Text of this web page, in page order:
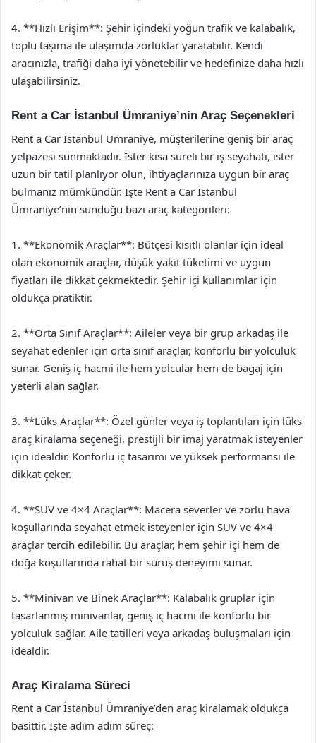
4. **Hızlı Erişim**: Şehir içindeki yoğun trafik ve kalabalık,
toplu taşıma ile ulaşımda zorluklar yaratabilir. Kendi
aracınızla, trafiği daha iyi yönetebilir ve hedefinize daha hızlı
ulaşabilirsiniz.
Rent a Car İstanbul Ümraniye’nin Araç Seçenekleri
Rent a Car İstanbul Ümraniye, müşterilerine geniş bir araç
yelpazesi sunmaktadır. İster kısa süreli bir iş seyahati, ister
uzun bir tatil planlıyor olun, ihtiyaçlarınıza uygun bir araç
bulmanız mümkündür. İşte Rent a Car İstanbul
Ümraniye’nin sunduğu bazı araç kategorileri:
1. **Ekonomik Araçlar**: Bütçesi kısıtlı olanlar için ideal
olan ekonomik araçlar, düşük yakıt tüketimi ve uygun
fiyatları ile dikkat çekmektedir. Şehir içi kullanımlar için
oldukça pratiktir.
2. **Orta Sınıf Araçlar**: Aileler veya bir grup arkadaş ile
seyahat edenler için orta sınıf araçlar, konforlu bir yolculuk
sunar. Geniş iç hacmi ile hem yolcular hem de bagaj için
yeterli alan sağlar.
3. **Lüks Araçlar**: Özel günler veya iş toplantıları için lüks
araç kiralama seçeneği, prestijli bir imaj yaratmak isteyenler
için idealdir. Konforlu iç tasarımı ve yüksek performansı ile
dikkat çeker.
4. **SUV ve 4×4 Araçlar**: Macera severler ve zorlu hava
koşullarında seyahat etmek isteyenler için SUV ve 4×4
araçlar tercih edilebilir. Bu araçlar, hem şehir içi hem de
doğa koşullarında rahat bir sürüş deneyimi sunar.
5. **Minivan ve Binek Araçlar**: Kalabalık gruplar için
tasarlanmış minivanlar, geniş iç hacmi ile konforlu bir
yolculuk sağlar. Aile tatilleri veya arkadaş buluşmaları için
idealdir.
Araç Kiralama Süreci
Rent a Car İstanbul Ümraniye’den araç kiralamak oldukça
basittir. İşte adım adım süreç: